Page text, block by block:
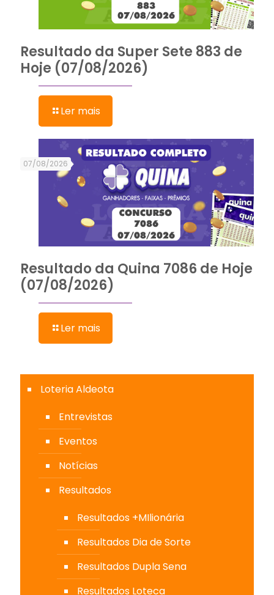
Resultado da Super Sete 883 de
Hoje (07/08/2026)
Ler mais
07/08/2026
Resultado da Quina 7086 de Hoje
(07/08/2026)
Ler mais
Loteria Aldeota
Entrevistas
Eventos
Notícias
Resultados
Resultados +MIlionária
Resultados Dia de Sorte
Resultados Dupla Sena
Resultados Loteca